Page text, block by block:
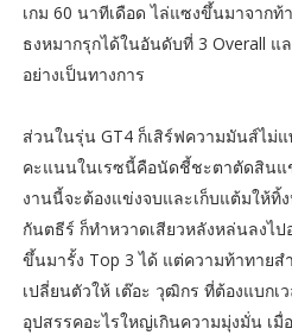
เกม 60 นาทีเดือด ไล่แซงขึ้นมาจาก
ธงหมากรุกได้ในอันดับที่ 3 Overall แ
อย่างเป็นทางการ
ส่วนในรุ่น GT4 ก็เสิร์ฟความมันส์ไม่
คะแนนในเรซนี้คือนัดชี้ชะตาตัดสิน
งานนี้จะต้องแข่งจบและเก็บแต้มให้ทิ้
กันตธีร์ ก็ทำหวาดเสียวหลังหล่นลงไ
ขึ้นมารั้ง Top 3 ได้ แต่ความท้าทาย
เปลี่ยนตัวให้ เต๊อะ วุฒิกร ที่ต้องแบกเ
อุปสรรคอะไรใหญ่เกินความมุ่งมั่น เมื่